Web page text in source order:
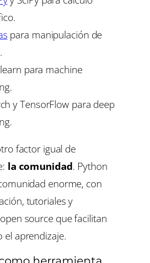
para manipulación de
para machine
y TensorFlow para deep
factor igual de
la comunidad. Python
enorme, con
tutoriales y
source que facilitan
el aprendizaje.